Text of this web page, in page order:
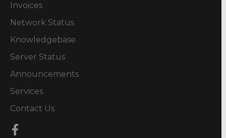
Invoices
Network Status
Knowledgebase
Server Status
Announcements
Services
Contact Us